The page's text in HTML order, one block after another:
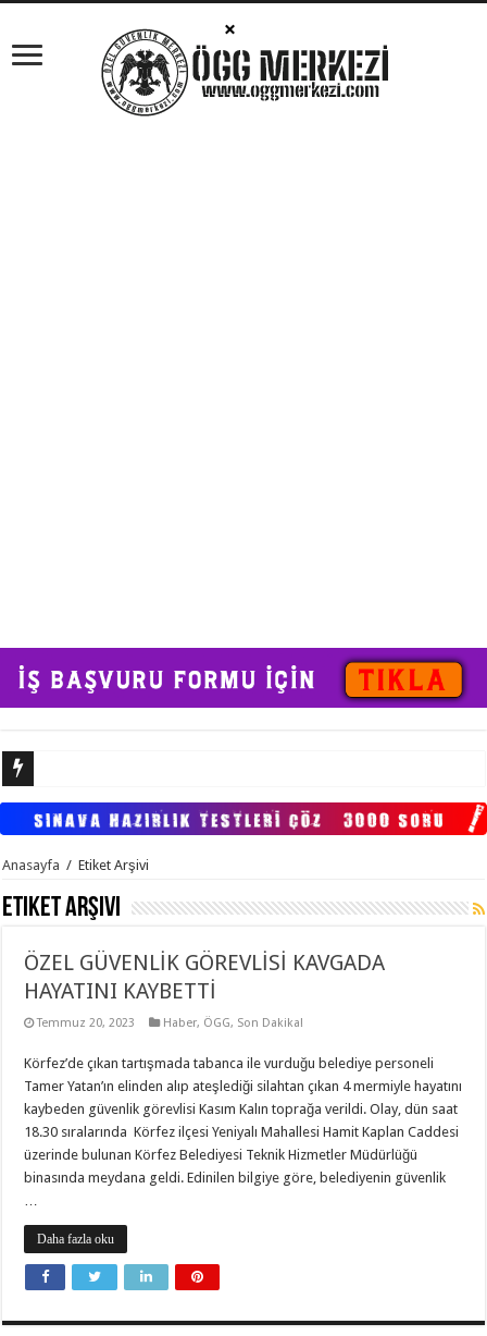
Anasayfa / Etiket Arşivi
Etiket Arşivi
ÖZEL GÜVENLİK GÖREVLİSİ KAVGADA
HAYATINI KAYBETTİ
Temmuz 20, 2023 Haber, ÖGG, Son Dakika!
Körfez’de çıkan tartışmada tabanca ile vurduğu belediye personeli
Tamer Yatan’ın elinden alıp ateşlediği silahtan çıkan 4 mermiyle hayatını
kaybeden güvenlik görevlisi Kasım Kalın toprağa verildi. Olay, dün saat
18.30 sıralarında Körfez ilçesi Yeniyalı Mahallesi Hamit Kaplan Caddesi
üzerinde bulunan Körfez Belediyesi Teknik Hizmetler Müdürlüğü
binasında meydana geldi. Edinilen bilgiye göre, belediyenin güvenlik
…
Daha fazla oku